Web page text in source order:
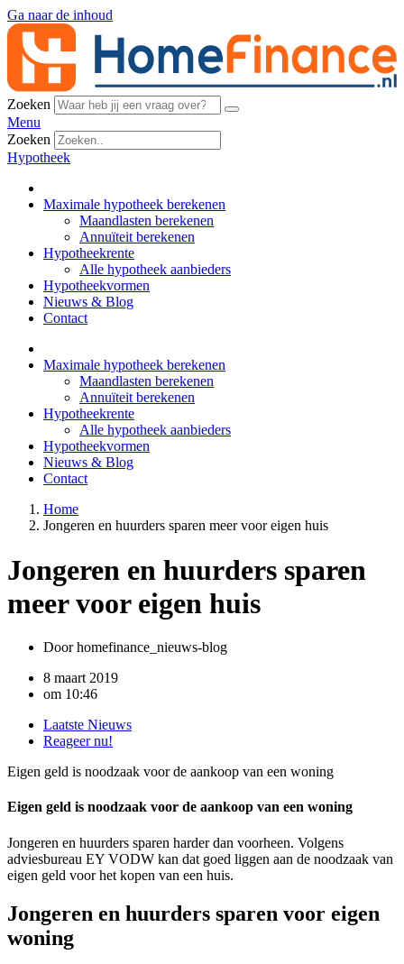
Ga naar de inhoud
Zoeken
Menu
Zoeken
Hypotheek
Maximale hypotheek berekenen
Maandlasten berekenen
Annuïteit berekenen
Hypotheekrente
Alle hypotheek aanbieders
Hypotheekvormen
Nieuws & Blog
Contact
Maximale hypotheek berekenen
Maandlasten berekenen
Annuïteit berekenen
Hypotheekrente
Alle hypotheek aanbieders
Hypotheekvormen
Nieuws & Blog
Contact
Home
Jongeren en huurders sparen meer voor eigen huis
Jongeren en huurders sparen
meer voor eigen huis
Doorhomefinance_nieuws-blog
8 maart 2019
om 10:46
Laatste Nieuws
Reageer nu!
Eigen geld is noodzaak voor de aankoop van een woning
Eigen geld is noodzaak voor de aankoop van een woning
Jongeren en huurders sparen harder dan voorheen. Volgens
adviesbureau EY VODW kan dat goed liggen aan de noodzaak van
eigen geld voor het kopen van een huis.
Jongeren en huurders sparen voor eigen
woning